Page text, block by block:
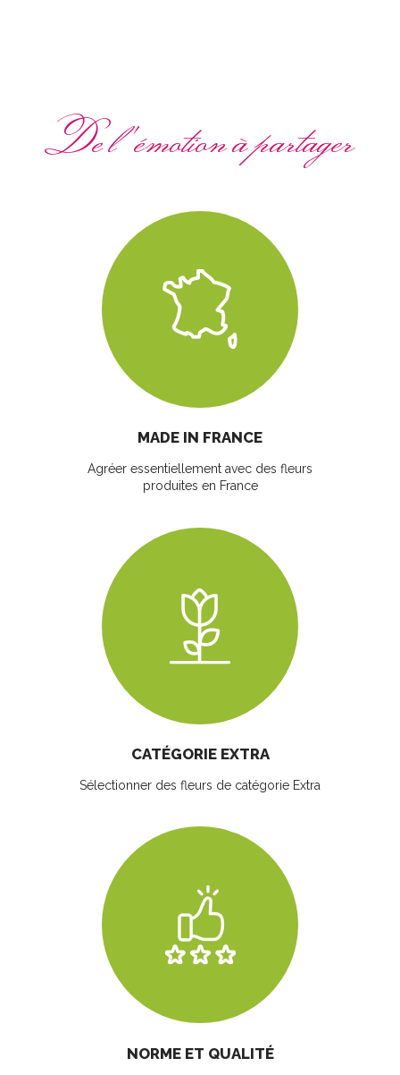
De l'émotion à partager
MADE IN FRANCE
Agréer essentiellement avec des fleurs
produites en France
CATÉGORIE EXTRA
Sélectionner des fleurs de catégorie Extra
NORME ET QUALITÉ